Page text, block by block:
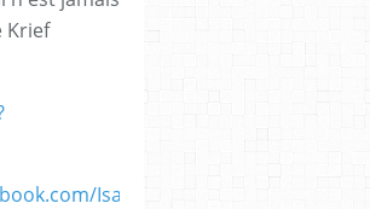
Krief
IsabelleKrief.ArtistePeintre/